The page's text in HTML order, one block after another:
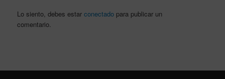
Lo siento, debes estar conectadopara publicar un
comentario.